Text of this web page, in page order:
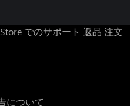
でのサポート 返品 注文
について